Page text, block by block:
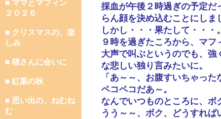
■ ママとマフィン
２０２６
■ クリスマスの、楽
しみ
■ 猫さんに会いに
■ 紅葉の秋
■ 思い出の、ねむね
む
採血が午後２時過ぎの予定だ
らん顔を決め込むことにしま
しかし・・・果たして・・・
９時を過ぎたころから、マ
大声で叫ぶというのでも、
な悲しい独り言みたいに。
「あ～～、お腹すいちゃった
ペコペコだあ～。
なんでいつものところに、ボ
うう～～、ボク、どうすれば